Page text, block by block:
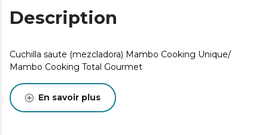
Description
Cuchilla saute (mezcladora) Mambo Cooking Unique/
Mambo Cooking Total Gourmet
En savoir plus